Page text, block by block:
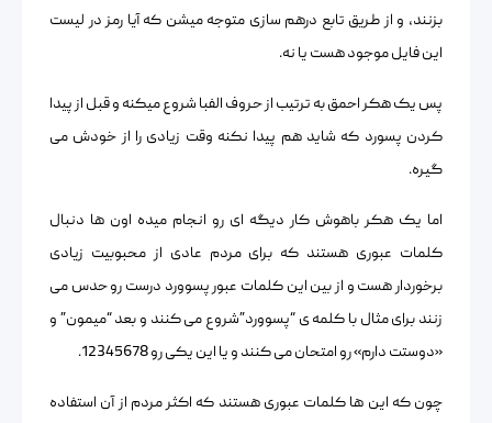
بزنند، و از طریق تابع درهم سازی متوجه میشن که آیا رمز در لیست
این فایل موجود هست یا نه.
پس یک هکر احمق به ترتیب از حروف الفبا شروع میکنه و قبل از پیدا
کردن پسورد که شاید هم پیدا نکنه وقت زیادی را از خودش می
گیره.
اما یک هکر باهوش کار دیگه ای رو انجام میده اون ها دنبال
کلمات عبوری هستند که برای مردم عادی از محبوبیت زیادی
برخوردار هست و از بین این کلمات عبور پسوورد درست رو حدس می
زنند برای مثال با کلمه ی “پسوورد”شروع می کنند و بعد “میمون” و
«دوستت دارم» رو امتحان می کنند و یا این یکی رو 12345678.
چون که این ها کلمات عبوری هستند که اکثر مردم از آن استفاده